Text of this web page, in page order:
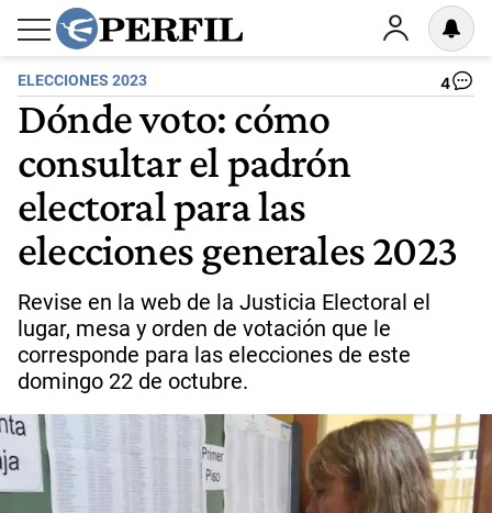
ELECCIONES 2023 4
Dónde voto: cómo
consultar el padrón
electoral para las
elecciones generales 2023
Revise en la web de la Justicia Electoral el
lugar, mesa y orden de votación que le
corresponde para las elecciones de este
domingo 22 de octubre.